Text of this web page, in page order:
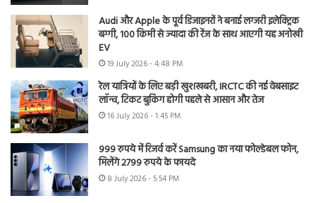
Audi और Apple के पूर्व डिजाइनरों ने बनाई लग्जरी इलेक्ट्रिक
बग्गी, 100 किमी से ज्यादा की रेंज के साथ आएगी यह अनोखी
EV
19 July 2026 - 4:48 PM
रेल यात्रियों के लिए बड़ी खुशखबरी, IRCTC की नई वेबसाइट
लॉन्च, टिकट बुकिंग होगी पहले से आसान और तेज
16 July 2026 - 1:45 PM
999 रुपये में रिजर्व करें Samsung का नया फोल्डेबल फोन,
मिलेंगे 2799 रुपये के फायदे
8 July 2026 - 5:54 PM